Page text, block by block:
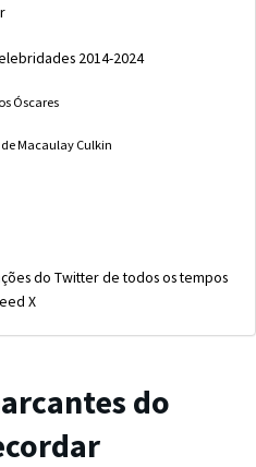
2014-2024
Óscares
Macaulay Culkin
do Twitter de todos os tempos
X
do